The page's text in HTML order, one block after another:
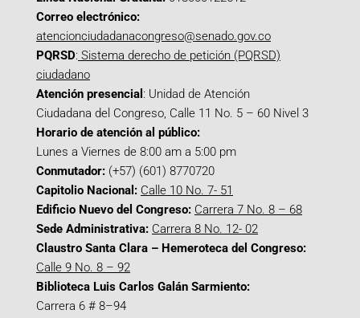
Correo electrónico:
atencionciudadanacongreso@senado.gov.co
PQRSD: Sistema derecho de petición (PQRSD)
ciudadano
Atención presencial : Unidad de Atención
Ciudadana del Congreso, Calle 11 No. 5 – 60 Nivel 3
Horario de atención al público:
Lunes a Viernes de 8:00 am a 5:00 pm
Conmutador: (+57) (601) 8770720
Capitolio Nacional: Calle 10 No. 7- 51
Edificio Nuevo del Congreso: Carrera 7 No. 8 – 68
Sede Administrativa: Carrera 8 No. 12- 02
Claustro Santa Clara – Hemeroteca del Congreso:
Calle 9 No. 8 – 92
Biblioteca Luis Carlos Galán Sarmiento:
Carrera 6 # 8–94